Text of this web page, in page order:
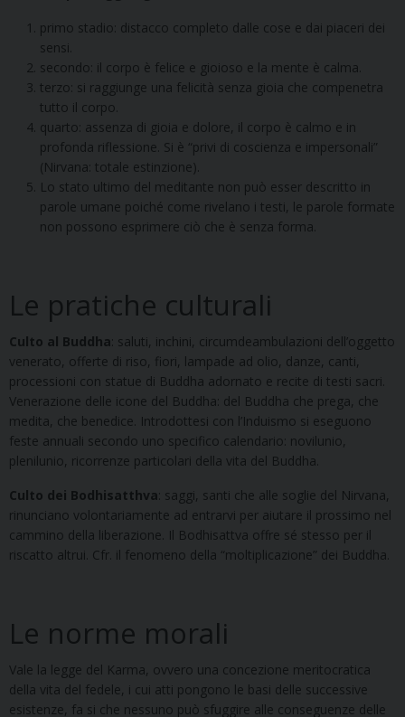
primo stadio: distacco completo dalle cose e dai piaceri dei
sensi.
secondo: il corpo è felice e gioioso e la mente è calma.
terzo: si raggiunge una felicità senza gioia che compenetra
tutto il corpo.
quarto: assenza di gioia e dolore, il corpo è calmo e in
profonda riflessione. Si è “privi di coscienza e impersonali”
(Nirvana: totale estinzione).
Lo stato ultimo del meditante non può esser descritto in
parole umane poiché come rivelano i testi, le parole formate
non possono esprimere ciò che è senza forma.
Le pratiche culturali
Culto al Buddha : saluti, inchini, circumdeambulazioni dell’oggetto
venerato, offerte di riso, fiori, lampade ad olio, danze, canti,
processioni con statue di Buddha adornato e recite di testi sacri.
Venerazione delle icone del Buddha: del Buddha che prega, che
medita, che benedice. Introdottesi con l’Induismo si eseguono
feste annuali secondo uno specifico calendario: novilunio,
plenilunio, ricorrenze particolari della vita del Buddha.
Culto dei Bodhisatthva : saggi, santi che alle soglie del Nirvana,
rinunciano volontariamente ad entrarvi per aiutare il prossimo nel
cammino della liberazione. Il Bodhisattva offre sé stesso per il
riscatto altrui. Cfr. il fenomeno della “moltiplicazione” dei Buddha.
Le norme morali
Vale la legge del Karma, ovvero una concezione meritocratica
della vita del fedele, i cui atti pongono le basi delle successive
esistenze, fa si che nessuno può sfuggire alle conseguenze delle